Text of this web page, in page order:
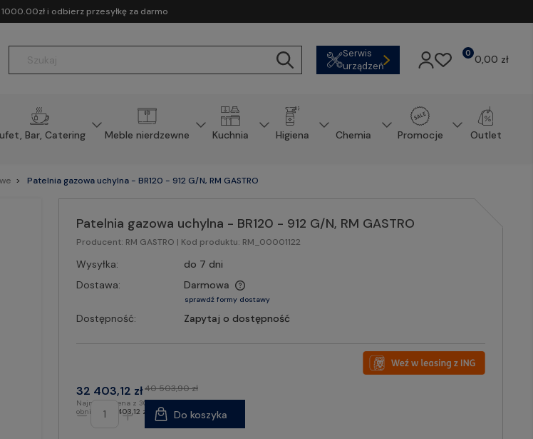
1000.00zł i odbierz przesyłkę za darmo
Serwis
urządzeń
0,00 zł
0
Bar, Catering Meble nierdzewne Kuchnia Higiena Chemia Promocje Outlet
Patelnia gazowa uchylna - BR120 - 912 G/N, RM GASTRO
Patelnia gazowa uchylna - BR120 - 912 G/N, RM GASTRO
Producent: RM GASTRO | Kod produktu: RM_00001122
Wysyłka:
do 7 dni
Dostawa:
Darmowa
sprawdź formy dostawy
Dostępność: Zapytaj o dostępność
32 403,12 zł40 503,90 zł
Najniższa cena z 30 dni przed
obniżką: 32 403,12 zł Do koszyka